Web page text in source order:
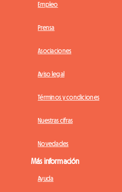
Empleo
Prensa
Asociaciones
Aviso legal
Términos y condiciones
Nuestras cifras
Novedades
Más información
Ayuda